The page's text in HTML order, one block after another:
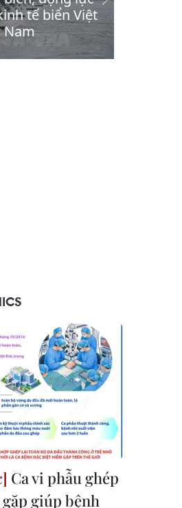
Ca vi phẫu ghép
giúp bệnh